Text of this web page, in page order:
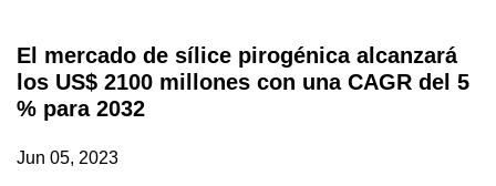
El mercado de sílice pirogénica alcanzará
los US$ 2100 millones con una CAGR del 5
% para 2032
Jun 05, 2023